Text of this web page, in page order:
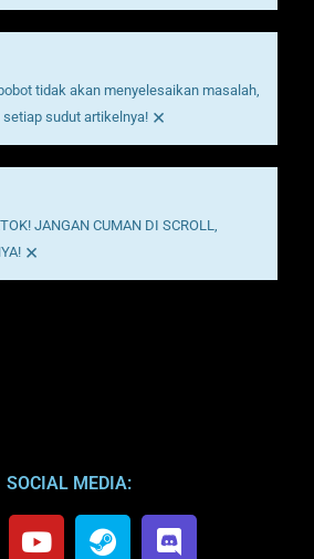
tidak akan menyelesaikan masalah,
sudut artikelnya! ×
JANGAN CUMAN DI SCROLL,
×
SOCIAL MEDIA: